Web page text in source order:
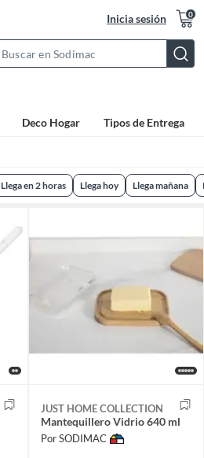
Inicia sesión 0
Bar
Deco Hogar Tipos de Entrega
Llega en 2 horas Llega hoy Llega mañana
JUST HOME COLLECTION
Mantequillero Vidrio 640 ml
Por SODIMAC